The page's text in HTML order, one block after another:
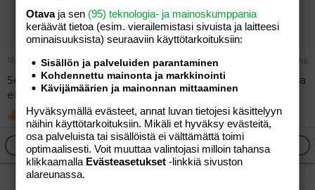
pyhä pyy
Vieras
16.04.2012 #16
Se tarkottas keskenmenoa ja todennäköisesti muutama
elinkin sais lähteä et tuollanen tiputus tulis yhtäkkiä.
R
a
c
t
Tepadj
Vastaa
Ilmoita asiaton viesti
Otavaja sen (95) teknologia- ja mainoskumppania
keräävät tietoa (esim. vierailemis­tasi sivuista ja laitteesi
ominaisuuk­sista) seuraaviin käyttötarkoituksiin:
Sisällön ja palveluiden parantaminen
Kohdennettu mainonta ja markkinointi
Kävijämäärien ja mainonnan mittaaminen
Hyväksymällä evästeet, annat luvan tietojesi käsittelyyn
näihin käyttötarkoituksiin. Mikäli et hyväksy evästeitä,
osa palveluista tai sisällöistä ei välttämättä toimi
optimaalisesti. Voit muuttaa valintojasi milloin tahansa
klikkaamalla Evästeasetukset -linkkiä sivuston
alareunassa.